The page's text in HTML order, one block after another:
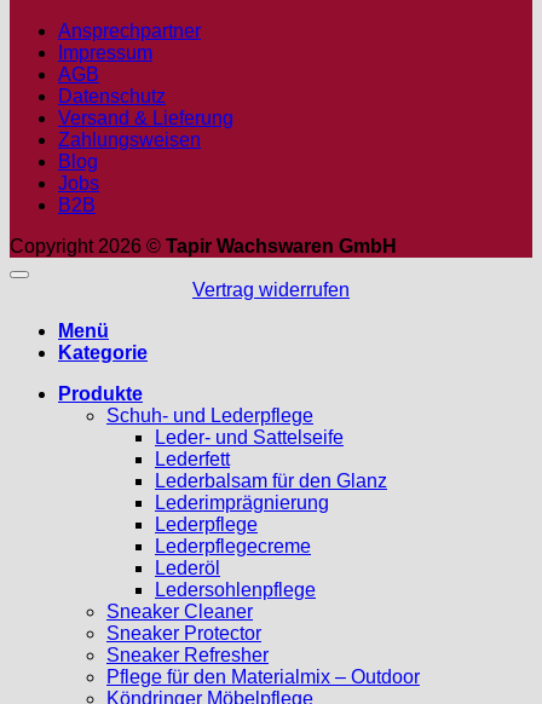
Ansprechpartner
Impressum
AGB
Datenschutz
Versand & Lieferung
Zahlungsweisen
Blog
Jobs
B2B
Copyright 2026 © Tapir Wachswaren GmbH
Vertrag widerrufen
Menü
Kategorie
Produkte
Schuh- und Lederpflege
Leder- und Sattelseife
Lederfett
Lederbalsam für den Glanz
Lederimprägnierung
Lederpflege
Lederpflegecreme
Lederöl
Ledersohlenpflege
Sneaker Cleaner
Sneaker Protector
Sneaker Refresher
Pflege für den Materialmix – Outdoor
Köndringer Möbelpflege